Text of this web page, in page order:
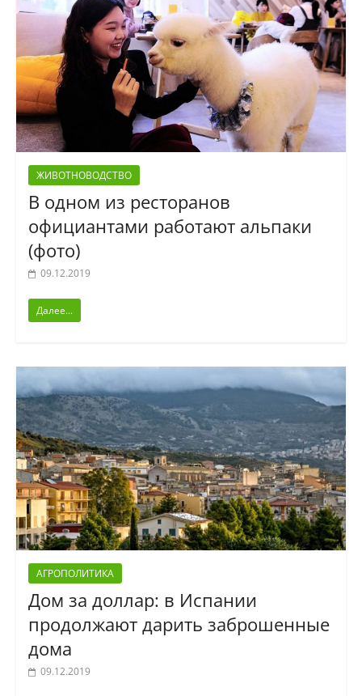
ЖИВОТНОВОДСТВО
В одном из ресторанов
официантами работают альпаки
(фото)
09.12.2019
Далее...
АГРОПОЛИТИКА
Дом за доллар: в Испании
продолжают дарить заброшенные
дома
09.12.2019